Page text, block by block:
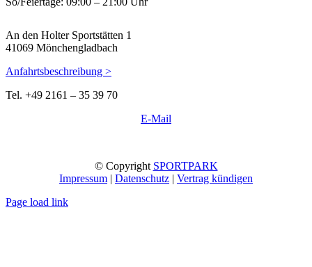
An den Holter Sportstätten 1
41069 Mönchengladbach
Anfahrtsbeschreibung >
Tel. +49 2161 – 35 39 70
E-Mail
© Copyright SPORTPARK
Impressum | Datenschutz | Vertrag kündigen
Page load link